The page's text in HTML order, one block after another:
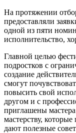
На протяжении
предоставляли
одной из пяти
исполнительство,
Главной целью
подростков с
создание
смогут
повысить свой
другом и с
приглашены
мастерству,
дают полезные